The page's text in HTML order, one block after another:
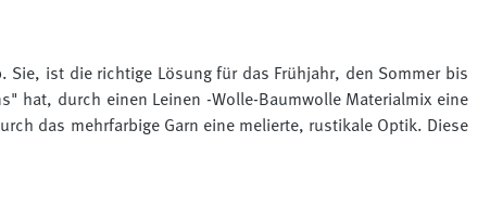
ist die richtige Lösung für das Frühjahr, den Sommer bis
hat, durch einen Leinen -Wolle-Baumwolle Materialmix eine
das mehrfarbige Garn eine melierte, rustikale Optik. Diese